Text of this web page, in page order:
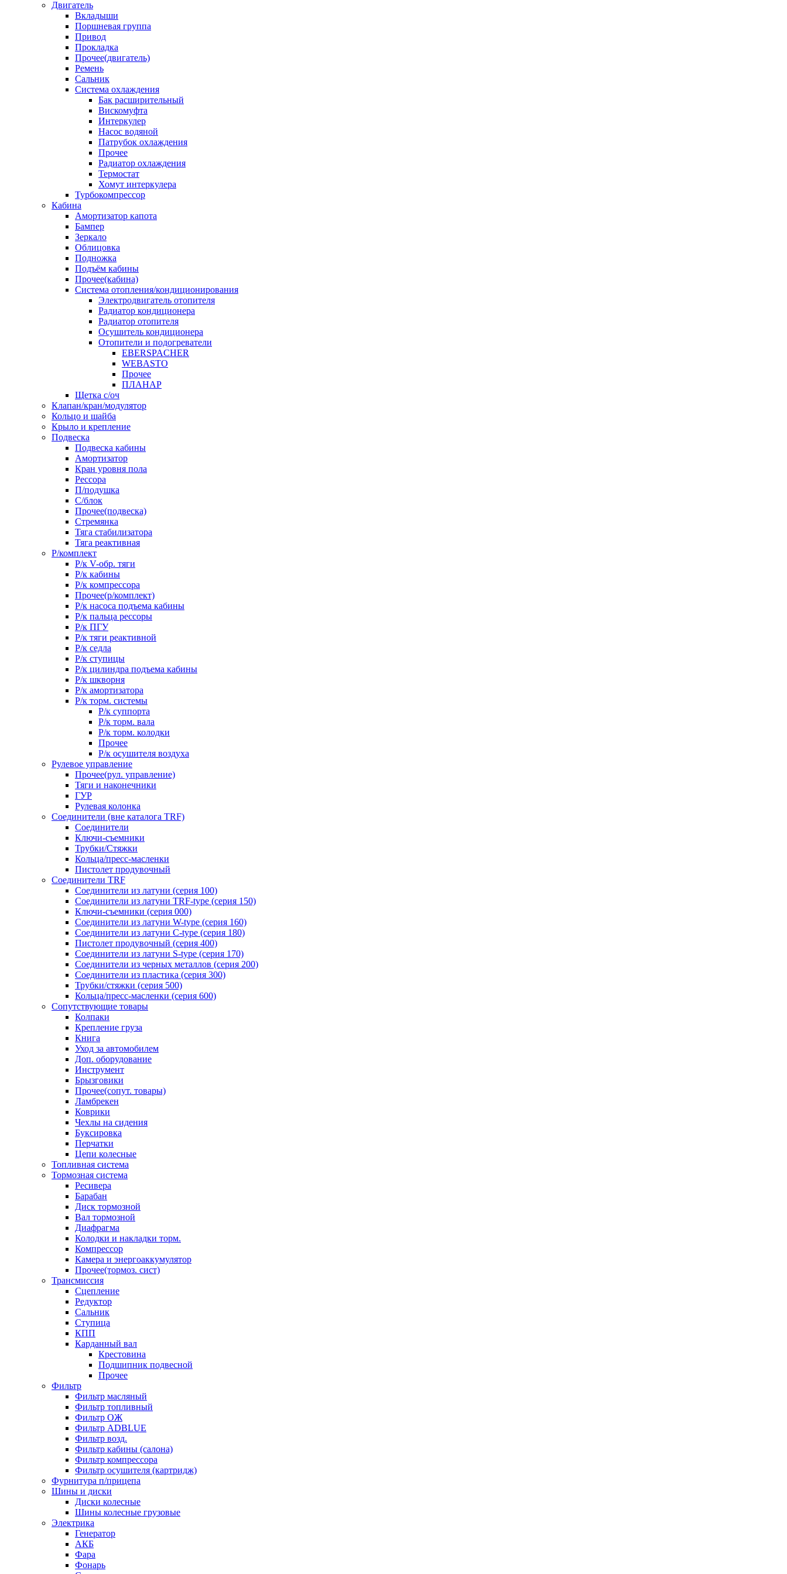
Двигатель
Вкладыши
Поршневая группа
Привод
Прокладка
Прочее(двигатель)
Ремень
Сальник
Система охлаждения
Бак расширительный
Вискомуфта
Интеркулер
Насос водяной
Патрубок охлаждения
Прочее
Радиатор охлаждения
Термостат
Хомут интеркулера
Турбокомпрессор
Кабина
Амортизатор капота
Бампер
Зеркало
Облицовка
Подножка
Подъём кабины
Прочее(кабина)
Система отопления/кондиционирования
Электродвигатель отопителя
Радиатор кондиционера
Радиатор отопителя
Осушитель кондиционера
Отопители и подогреватели
EBERSPACHER
WEBASTO
Прочее
ПЛАНАР
Щетка с/оч
Клапан/кран/модулятор
Кольцо и шайба
Крыло и крепление
Подвеска
Подвеска кабины
Амортизатор
Кран уровня пола
Рессора
П/подушка
С/блок
Прочее(подвеска)
Стремянка
Тяга стабилизатора
Тяга реактивная
Р/комплект
Р/к V-обр. тяги
Р/к кабины
Р/к компрессора
Прочее(р/комплект)
Р/к насоса подъема кабины
Р/к пальца рессоры
Р/к ПГУ
Р/к тяги реактивной
Р/к седла
Р/к ступицы
Р/к цилиндра подъема кабины
Р/к шкворня
Р/к амортизатора
Р/к торм. системы
Р/к суппорта
Р/к торм. вала
Р/к торм. колодки
Прочее
Р/к осушителя воздуха
Рулевое управление
Прочее(рул. управление)
Тяги и наконечники
ГУР
Рулевая колонка
Соединители (вне каталога TRF)
Соединители
Ключи-cъемники
Трубки/Стяжки
Кольца/пресс-масленки
Пистолет продувочный
Соединители TRF
Соединители из латуни (серия 100)
Соединители из латуни TRF-type (серия 150)
Ключи-съемники (серия 000)
Соединители из латуни W-type (серия 160)
Соединители из латуни С-type (серия 180)
Пистолет продувочный (серия 400)
Соединители из латуни S-type (серия 170)
Соединители из черных металлов (серия 200)
Соединители из пластика (серия 300)
Трубки/стяжки (серия 500)
Кольца/пресс-масленки (серия 600)
Сопутствующие товары
Колпаки
Крепление груза
Книга
Уход за автомобилем
Доп. оборудование
Инструмент
Брызговики
Прочее(сопут. товары)
Ламбрекен
Коврики
Чехлы на сидения
Буксировка
Перчатки
Цепи колесные
Топливная система
Тормозная система
Ресивера
Барабан
Диск тормозной
Вал тормозной
Диафрагма
Колодки и накладки торм.
Компрессор
Камера и энергоаккумулятор
Прочее(тормоз. сист)
Трансмиссия
Сцепление
Редуктор
Сальник
Ступица
КПП
Карданный вал
Крестовина
Подшипник подвесной
Прочее
Фильтр
Фильтр масляный
Фильтр топливный
Фильтр ОЖ
Фильтр ADBLUE
Фильтр возд.
Фильтр кабины (салона)
Фильтр компрессора
Фильтр осушителя (картридж)
Фурнитура п/прицепа
Шины и диски
Диски колесные
Шины колесные грузовые
Электрика
Генератор
АКБ
Фара
Фонарь